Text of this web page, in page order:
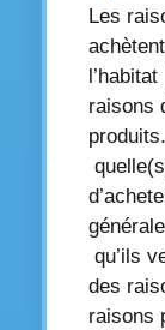
Les
raisons
qu’ils
des
raisons